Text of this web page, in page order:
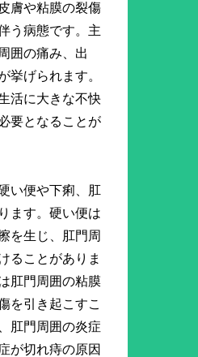
膚や粘膜の裂傷
う病態です。主
囲の痛み、出
挙げられます。
活に大きな不快
要となることが
い便や下痢、肛
ます。硬い便は
を生じ、肛門周
ることがありま
肛門周囲の粘膜
を引き起こすこ
肛門周囲の炎症
が切れ痔の原因